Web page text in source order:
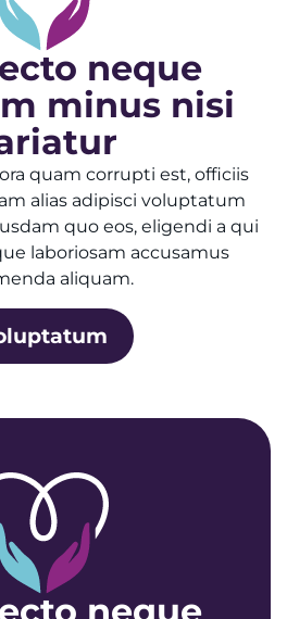
neque
minus nisi
quam corrupti est, officiis
alias adipisci voluptatum
quo eos, eligendi a qui
laboriosam accusamus
aliquam.